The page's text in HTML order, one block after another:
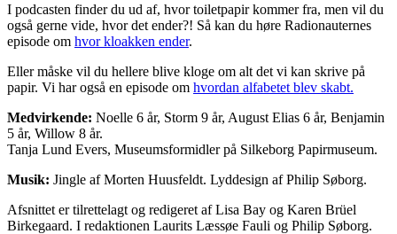
I podcasten finder du ud af, hvor toiletpapir kommer fra, men vil du
også gerne vide, hvor det ender?! Så kan du høre Radionauternes
episode om hvor kloakken ender.
Eller måske vil du hellere blive kloge om alt det vi kan skrive på
papir. Vi har også en episode om hvordan alfabetet blev skabt.
Medvirkende: Noelle 6 år, Storm 9 år, August Elias 6 år, Benjamin
5 år, Willow 8 år.
Tanja Lund Evers, Museumsformidler på Silkeborg Papirmuseum.
Musik: Jingle af Morten Huusfeldt. Lyddesign af Philip Søborg.
Afsnittet er tilrettelagt og redigeret af Lisa Bay og Karen Brüel
Birkegaard. I redaktionen Laurits Læssøe Fauli og Philip Søborg.